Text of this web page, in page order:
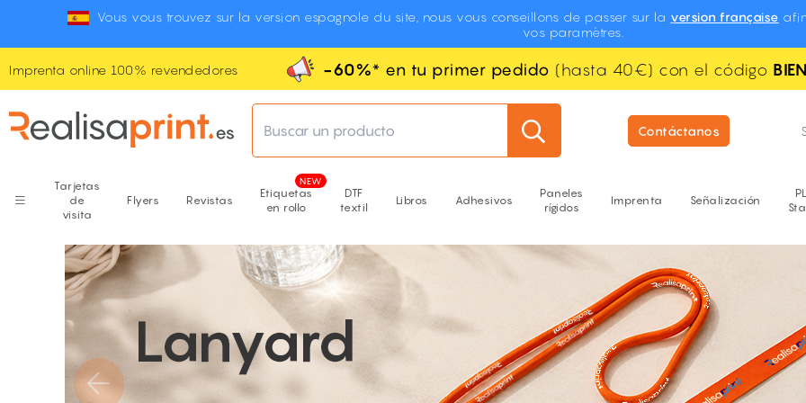
Vous vous trouvez sur la version espagnole du site, nous vous conseillons de passer sur la version française
vos paramètres.
Imprenta online 100% revendedores -60%* en tu primer pedido (hasta 40€) con el código
Buscar un producto Contáctanos
Tarjetas
de
visita
Flyers Revistas
Etiquetas
en rollo
DTF
textil
Libros Adhesivos
Paneles
rígidos
Imprenta Señalización